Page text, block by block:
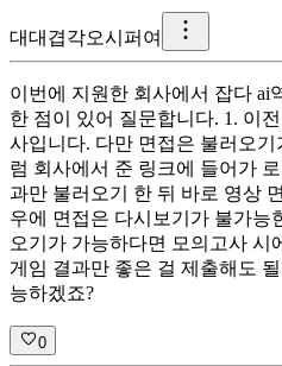
대대겹각오시퍼여
이번에 지원한 회사에서 잡다 ai
한 점이 있어 질문합니다. 1. 이
사입니다. 다만 면접은 불러오
럼 회사에서 준 링크에 들어가
과만 불러오기 한 뒤 바로 영상
우에 면접은 다시보기가 불가능
오기가 가능하다면 모의고사 시
게임 결과만 좋은 걸 제출해도
능하겠죠?
0